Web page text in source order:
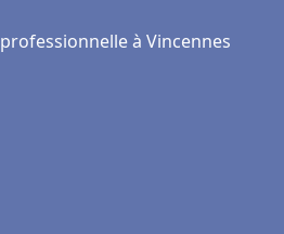
à Vincennes